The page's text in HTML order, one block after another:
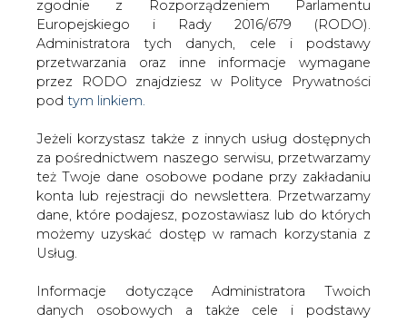
przez RODO znajdziesz w Polityce Prywatności
podtym linkiem.
Jeżeli korzystasz także z innych usług dostępnych
za pośrednictwem naszego serwisu, przetwarzamy
też Twoje dane osobowe podane przy zakładaniu
dane, które podajesz, pozostawiasz lub do których
możemy uzyskać dostęp w ramach korzystania z
Usług.
Informacje dotyczące Administratora Twoich
danych osobowych a także cele i podstawy
przetwarzania oraz inne niezbędne informacje
Prywatności pod wskazanym linkiem (tym linkiem).
Dane zbierane na potrzeby różnych usług mogą
Strona główna / RYNEK GAZU / Kredyt dla Gazpromu
2002-07-05 00:00
skomentuj
udostępnij:
Kredyt dla Gazpromu